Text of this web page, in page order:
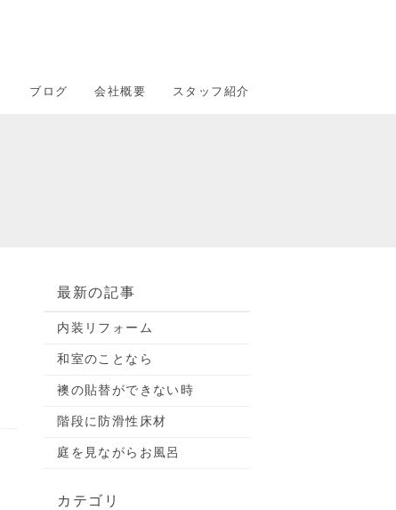
ブログ 会社概要 スタッフ紹介
最新の記事
内装リフォーム
和室のことなら
襖の貼替ができない時
階段に防滑性床材
庭を見ながらお風呂
カテゴリ